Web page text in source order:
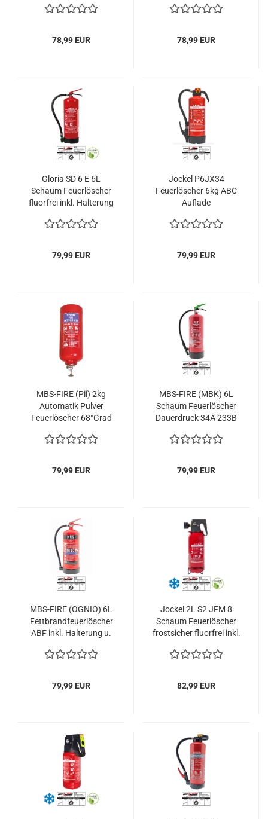
u. Plakette
78,99 EUR
Brandklassen ABC, EN
78,99 EUR
Gloria SD 6 E 6L
Schaum Feuerlöscher
fluorfrei inkl. Halterung
79,99 EUR
Jockel P6JX34
Feuerlöscher 6kg ABC
Auflade
233B= 10LE
79,99 EUR
MBS-FIRE (Pii) 2kg
Automatik Pulver
Feuerlöscher 68°Grad
79,99 EUR
MBS-FIRE (MBK) 6L
Schaum Feuerlöscher
Dauerdruck 34A 233B
Plakette
79,99 EUR
MBS-FIRE (OGNIO) 6L
Fettbrandfeuerlöscher
ABF inkl. Halterung u.
79,99 EUR
Jockel 2L S2 JFM 8
Schaum Feuerlöscher
frostsicher fluorfrei inkl.
82,99 EUR